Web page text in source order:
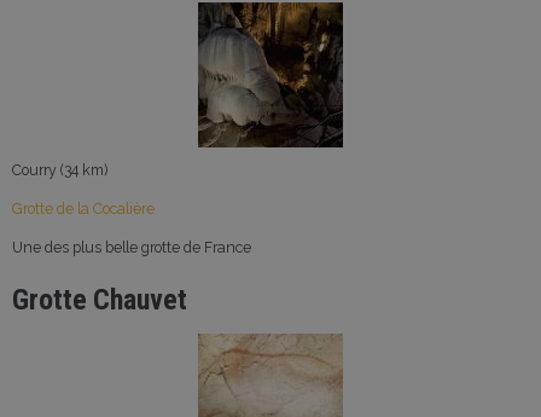
Courry (34 km)
Grotte de la Cocalière
Une des plus belle grotte de France
Grotte Chauvet